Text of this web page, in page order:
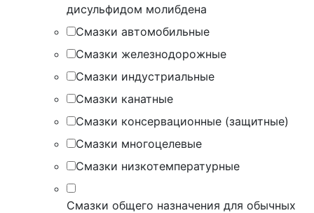
дисульфидом молибдена
Смазки автомобильные
Смазки железнодорожные
Смазки индустриальные
Смазки канатные
Смазки консервационные (защитные)
Смазки многоцелевые
Смазки низкотемпературные
Смазки общего назначения для обычных